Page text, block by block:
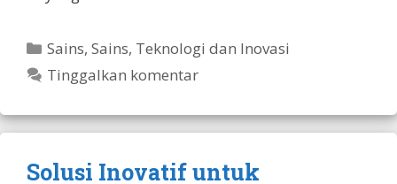
Kategori
Sains,Sains, Teknologi dan Inovasi
Tinggalkan komentar
Solusi Inovatif untuk